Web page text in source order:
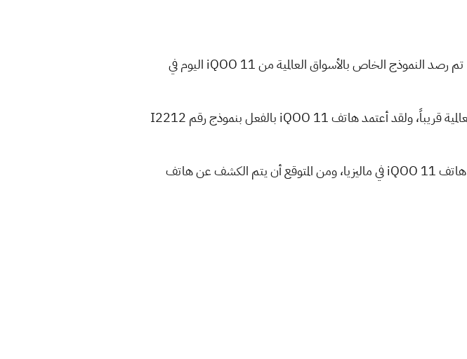
تستمر التسريبات في تسليط الأضواء على سلسلة هواتف iQOO 11، حيث تم رصد النموذج الخاص بالأسواق العالمية من iQOO 11 اليوم في
تؤكد التسريبات على خطط iQOO لإطلاق سلسلة iQOO 11 في الأسواق العالمية قريباً، ولقد أعتمد هاتف iQOO 11 بالفعل بنموذج رقم I2212
وتستعد iQOO لعقد مؤتمر في سوق ماليزيا غداً 2 من شهر ديسمبر لإطلاق هاتف iQOO 11 في ماليزيا، ومن المتوقع أن يتم الكشف عن هاتف